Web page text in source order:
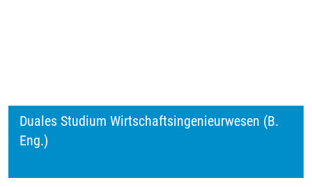
Duales Studium Wirtschaftsingenieurwesen (B.
Eng.)